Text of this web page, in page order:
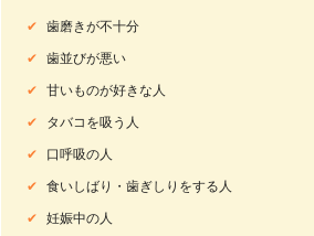
✔ 歯磨きが不十分
✔ 歯並びが悪い
✔ 甘いものが好きな人
✔ タバコを吸う人
✔ 口呼吸の人
✔ 食いしばり・歯ぎしりをする人
✔ 妊娠中の人